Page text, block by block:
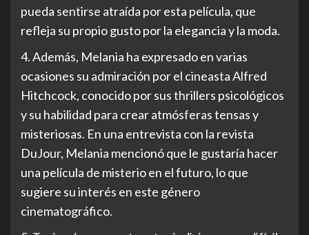
pueda sentirse atraída por esta película, que
refleja su propio gusto por la elegancia y la moda.
4. Además, Melania ha expresado en varias
ocasiones su admiración por el cineasta Alfred
Hitchcock, conocido por sus thrillers psicológicos
y su habilidad para crear atmósferas tensas y
misteriosas. En una entrevista con la revista
DuJour, Melania mencionó que le gustaría hacer
una película de misterio en el futuro, lo que
sugiere su interés en este género
cinematográfico.